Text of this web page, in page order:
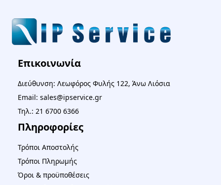
Επικοινωνία
Διεύθυνση: Λεωφόρος Φυλής 122, Άνω Λιόσια
Email: sales@ipservice.gr
Τηλ.: 21 6700 6366
Πληροφορίες
Τρόποι Αποστολής
Τρόποι Πληρωμής
Όροι & προϋποθέσεις